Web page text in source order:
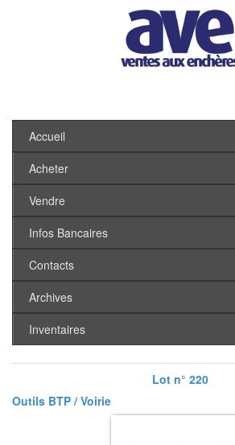
Accueil
Acheter
Vendre
Infos Bancaires
Contacts
Archives
Inventaires
Lot n° 220
Outils BTP / Voirie